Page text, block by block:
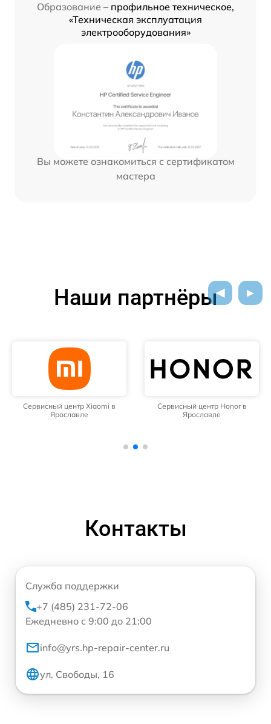
Образование – профильное техническое,
«Техническая эксплуатация
электрооборудования»
Вы можете ознакомиться с сертификатом
мастера
Наши партнёры
Сервисный центр Xiaomi в
Ярославле
Сервисный центр Honor в
Ярославле
Контакты
Служба поддержки
+7 (485) 231-72-06
Ежедневно с 9:00 до 21:00
info@yrs.hp-repair-center.ru
ул. Свободы, 16